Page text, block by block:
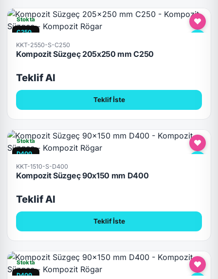
Stokta
C250
KKT-2550-S-C250
Kompozit Süzgeç 205x250 mm C250
Teklif Al
Teklif İste
Stokta
D400
KKT-1510-S-D400
Kompozit Süzgeç 90x150 mm D400
Teklif Al
Teklif İste
Stokta
D400